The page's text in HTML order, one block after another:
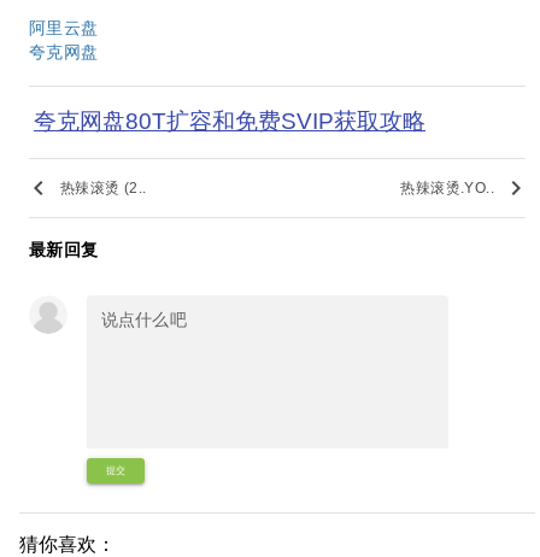
阿里云盘
夸克网盘
夸克网盘80T扩容和免费SVIP获取攻略
keyboard_arrow_left 热辣滚烫 (2.. 热辣滚烫.YO.. keyboard_arrow_right
最新回复
提交
猜你喜欢：